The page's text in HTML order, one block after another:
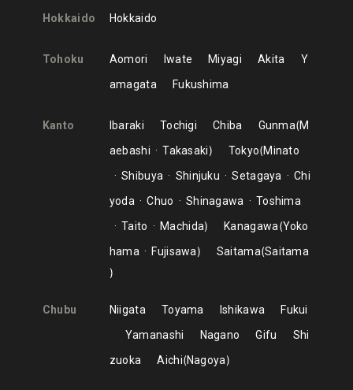
Hokkaido Hokkaido
Tohoku Aomori Iwate Miyagi Akita
Y
amagata
Fukushima
Kanto Ibaraki Tochigi Chiba Gunma M
aebashi
Takasaki Tokyo Minato
Shibuya
Shinjuku Setagaya
Chi
yoda
Chuo Shinagawa
Toshima
Taito
Machida Kanagawa Yoko
hama
Fujisawa Saitama Saitama
Chubu Niigata Toyama Ishikawa
Fukui
Yamanashi
Nagano Gifu
Shi
zuoka
Aichi Nagoya